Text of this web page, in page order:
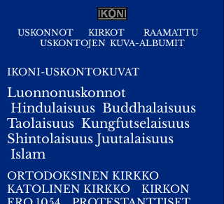
USKONNOT KIRKOT
RAAMATTU
USKONTOJEN KUVA-ALBUMIT
IKONI-USKONTOKUVAT
Luonnonuskonnot
Hindulaisuus Buddhalaisuus
Taolaisuus Kungfutselaisuus
Shintolaisuus Juutalaisuus
Islam
ORTODOKSINEN KIRKKO
KATOLINEN KIRKKO
KIRKON